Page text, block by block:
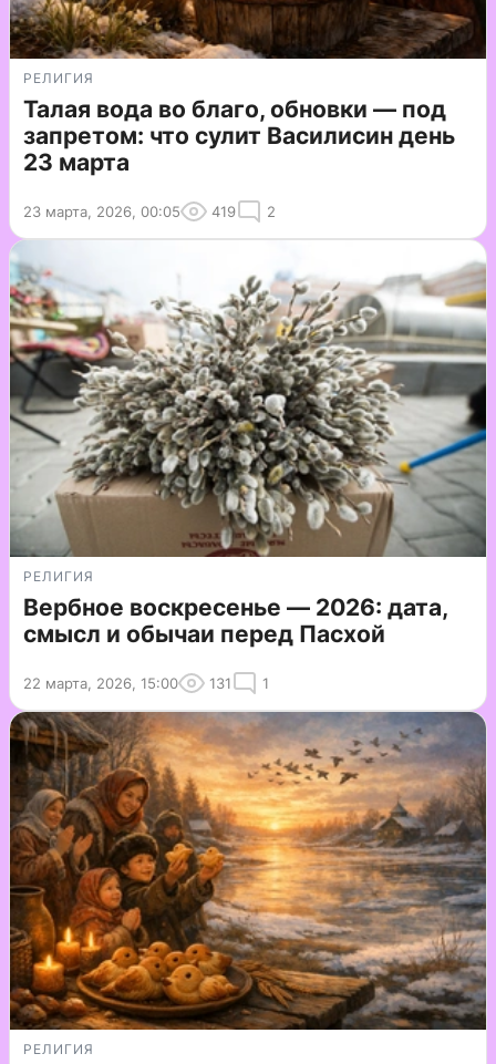
РЕЛИГИЯ
Талая вода во благо, обновки — под
запретом: что сулит Василисин день
23 марта
23 марта, 2026, 00:05 419 2
РЕЛИГИЯ
Вербное воскресенье — 2026: дата,
смысл и обычаи перед Пасхой
22 марта, 2026, 15:00 131 1
РЕЛИГИЯ